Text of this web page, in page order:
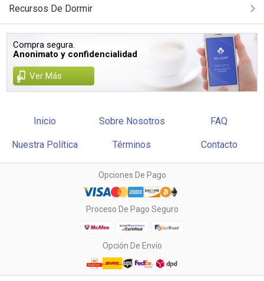
Recursos De Dormir
Compra segura.
Anonimato y confidencialidad
Ver Más
Inicio Sobre Nosotros FAQ
Nuestra Política Términos Contacto
Opciones De Pago
Proceso De Pago Seguro
Opción De Envío